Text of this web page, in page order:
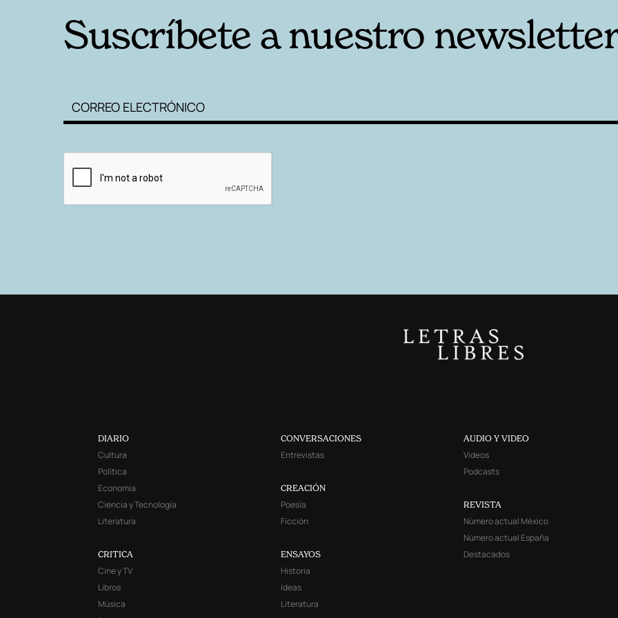
Suscríbete a nuestro
DIARIO
Cultura
Política
Economía
Ciencia y Tecnología
Literatura
CRITICA
Cine y TV
Libros
Música
CONVERSACIONES
Entrevistas
CREACIÓN
Poesía
Ficción
ENSAYOS
Historia
Ideas
Literatura
AUDIO Y VIDEO
Videos
Podcasts
REVISTA
Número actual México
Número actual España
Destacados